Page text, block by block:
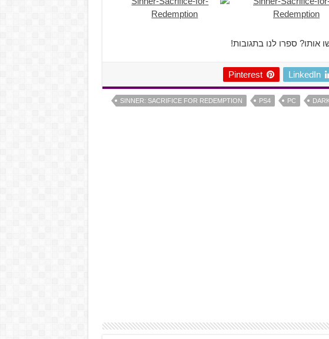
ספרו לנו בתגובות!
LinkedIn
Pinterest
PC
PS4
SINNER: SACRIFICE FOR REDEMPTION